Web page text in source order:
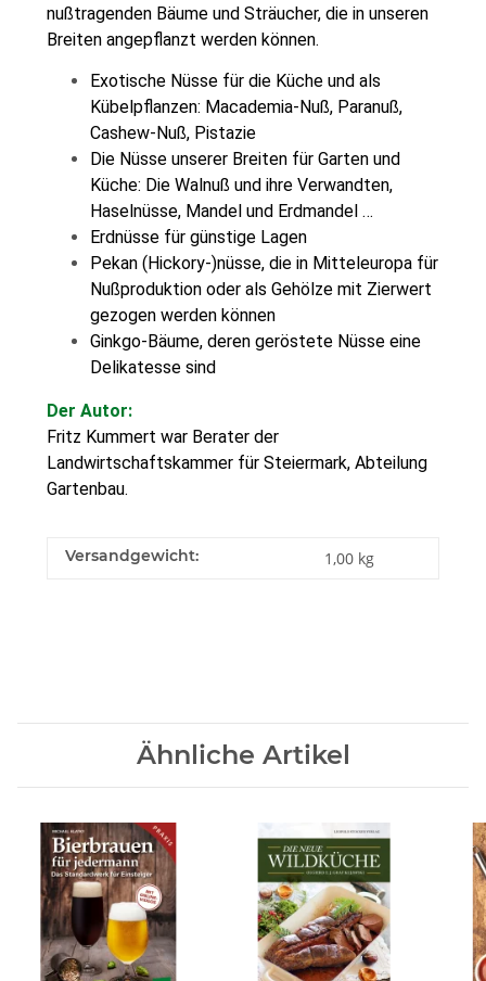
nußtragenden Bäume und Sträucher, die in unseren
Breiten angepflanzt werden können.
Exotische Nüsse für die Küche und als
Kübelpflanzen: Macademia-Nuß, Paranuß,
Cashew-Nuß, Pistazie
Die Nüsse unserer Breiten für Garten und
Küche: Die Walnuß und ihre Verwandten,
Haselnüsse, Mandel und Erdmandel …
Erdnüsse für günstige Lagen
Pekan (Hickory-)nüsse, die in Mitteleuropa für
Nußproduktion oder als Gehölze mit Zierwert
gezogen werden können
Ginkgo-Bäume, deren geröstete Nüsse eine
Delikatesse sind
Der Autor:
Fritz Kummert war Berater der
Landwirtschaftskammer für Steiermark, Abteilung
Gartenbau.
Versandgewicht: 1,00 kg
Ähnliche Artikel